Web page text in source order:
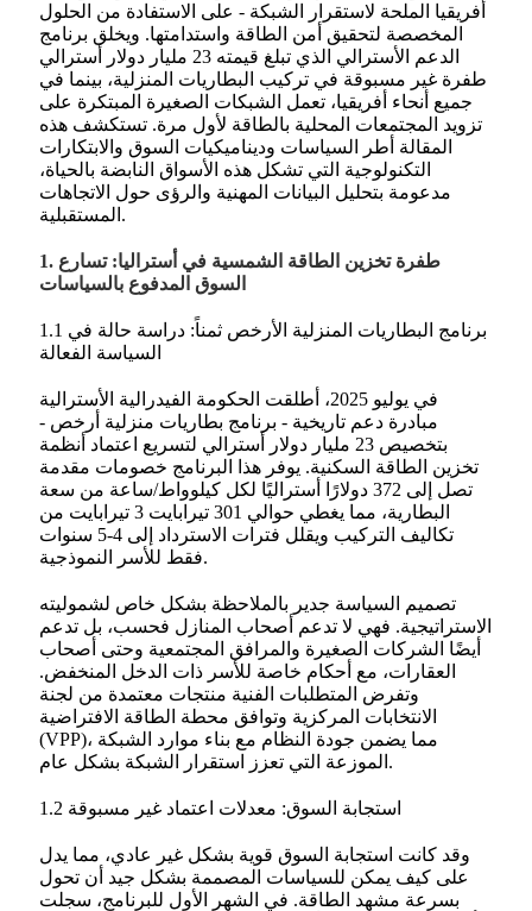
أفريقيا الملحة لاستقرار الشبكة - على الاستفادة من الحلول
المخصصة لتحقيق أمن الطاقة واستدامتها. ويخلق برنامج
الدعم الأسترالي الذي تبلغ قيمته 23 مليار دولار أسترالي
طفرة غير مسبوقة في تركيب البطاريات المنزلية، بينما في
جميع أنحاء أفريقيا، تعمل الشبكات الصغيرة المبتكرة على
تزويد المجتمعات المحلية بالطاقة لأول مرة. تستكشف هذه
المقالة أطر السياسات وديناميكيات السوق والابتكارات
التكنولوجية التي تشكل هذه الأسواق النابضة بالحياة،
مدعومة بتحليل البيانات المهنية والرؤى حول الاتجاهات
المستقبلية.
1. طفرة تخزين الطاقة الشمسية في أستراليا: تسارع
السوق المدفوع بالسياسات
1.1 برنامج البطاريات المنزلية الأرخص ثمناً: دراسة حالة في
السياسة الفعالة
في يوليو 2025، أطلقت الحكومة الفيدرالية الأسترالية
مبادرة دعم تاريخية - برنامج بطاريات منزلية أرخص -
بتخصيص 23 مليار دولار أسترالي لتسريع اعتماد أنظمة
تخزين الطاقة السكنية. يوفر هذا البرنامج خصومات مقدمة
تصل إلى 372 دولارًا أستراليًا لكل كيلوواط/ساعة من سعة
البطارية، مما يغطي حوالي 301 تيرابايت 3 تيرابايت من
تكاليف التركيب ويقلل فترات الاسترداد إلى 4-5 سنوات
فقط للأسر النموذجية.
تصميم السياسة جدير بالملاحظة بشكل خاص لشموليته
الاستراتيجية. فهي لا تدعم أصحاب المنازل فحسب، بل تدعم
أيضًا الشركات الصغيرة والمرافق المجتمعية وحتى أصحاب
العقارات، مع أحكام خاصة للأسر ذات الدخل المنخفض.
وتفرض المتطلبات الفنية منتجات معتمدة من لجنة
الانتخابات المركزية وتوافق محطة الطاقة الافتراضية
(VPP)، مما يضمن جودة النظام مع بناء موارد الشبكة
الموزعة التي تعزز استقرار الشبكة بشكل عام.
1.2 استجابة السوق: معدلات اعتماد غير مسبوقة
وقد كانت استجابة السوق قوية بشكل غير عادي، مما يدل
على كيف يمكن للسياسات المصممة بشكل جيد أن تحول
بسرعة مشهد الطاقة. في الشهر الأول للبرنامج، سجلت